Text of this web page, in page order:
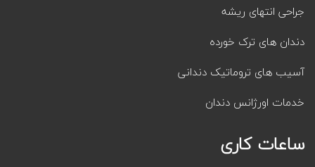
جراحی انتهای ریشه
دندان های ترک خورده
آسیب های تروماتیک دندانی
خدمات اورژانس دندان
ساعات کاری